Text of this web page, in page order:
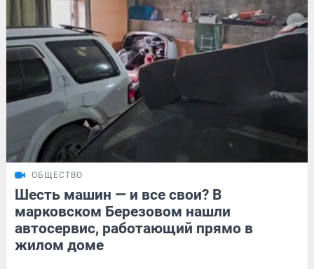
ОБЩЕСТВО
Шесть машин — и все свои? В
марковском Березовом нашли
автосервис, работающий прямо в
жилом доме